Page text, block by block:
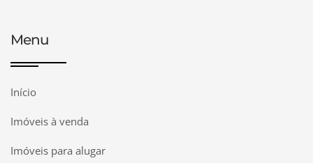
Menu
Início
Imóveis à venda
Imóveis para alugar